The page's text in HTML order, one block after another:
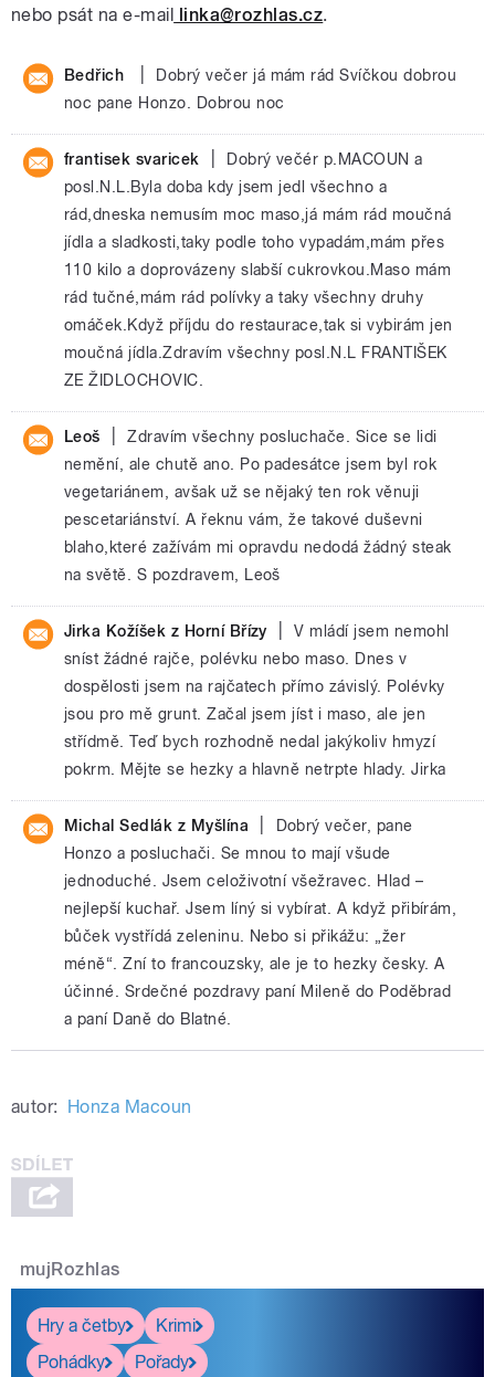
nebo psát na e-mail linka@rozhlas.cz.
Bedřich
Dobrý večer já mám rád Svíčkou dobrou
noc pane Honzo. Dobrou noc
frantisek svaricek
Dobrý večér p.MACOUN a
posl.N.L.Byla doba kdy jsem jedl všechno a
rád,dneska nemusím moc maso,já mám rád moučná
jídla a sladkosti,taky podle toho vypadám,mám přes
110 kilo a doprovázeny slabší cukrovkou.Maso mám
rád tučné,mám rád polívky a taky všechny druhy
omáček.Když příjdu do restaurace,tak si vybirám jen
moučná jídla.Zdravím všechny posl.N.L FRANTIŠEK
ZE ŽIDLOCHOVIC.
Leoš
Zdravím všechny posluchače. Sice se lidi
nemění, ale chutě ano. Po padesátce jsem byl rok
vegetariánem, avšak už se nějaký ten rok věnuji
pescetariánství. A řeknu vám, že takové duševni
blaho,které zažívám mi opravdu nedodá žádný steak
na světě. S pozdravem, Leoš
Jirka Kožíšek z Horní Břízy
V mládí jsem nemohl
sníst žádné rajče, polévku nebo maso. Dnes v
dospělosti jsem na rajčatech přímo závislý. Polévky
jsou pro mě grunt. Začal jsem jíst i maso, ale jen
střídmě. Teď bych rozhodně nedal jakýkoliv hmyzí
pokrm. Mějte se hezky a hlavně netrpte hlady. Jirka
Michal Sedlák z Myšlína
Dobrý večer, pane
Honzo a posluchači. Se mnou to mají všude
jednoduché. Jsem celoživotní všežravec. Hlad –
nejlepší kuchař. Jsem líný si vybírat. A když přibírám,
bůček vystřídá zeleninu. Nebo si přikážu: „žer
méně“. Zní to francouzsky, ale je to hezky česky. A
účinné. Srdečné pozdravy paní Mileně do Poděbrad
a paní Daně do Blatné.
autor: Honza Macoun
mujRozhlas
Hry a četby
Krimi
Pohádky
Pořady